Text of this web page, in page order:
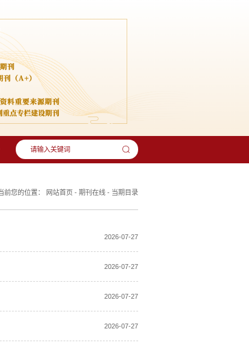
前您的位置： 网站首页 -期刊在线 - 当期目录
2026-07-27
2026-07-27
2026-07-27
2026-07-27